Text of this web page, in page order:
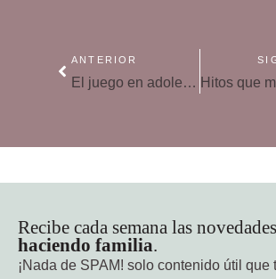
ANTERIOR
El juego en adolescentes, una actividad que no debe dejarse de lado
Recibe cada semana las
haciendo familia.
¡Nada de SPAM! solo contenido útil que